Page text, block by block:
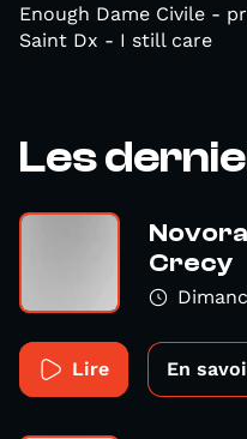
Enough Dame Civile -
Saint Dx - I still care
Les
Crecy
Lire En